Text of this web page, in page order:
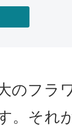
のフラ
。それ